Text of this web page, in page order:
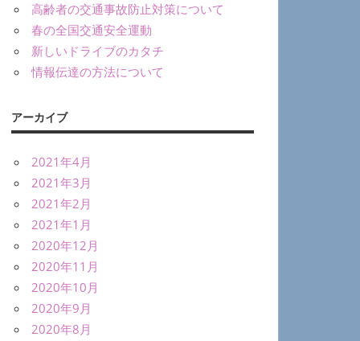
高齢者の交通事故防止対策について
春の全国交通安全運動
新しいドライブのカタチ
情報伝達の方法について
アーカイブ
2021年4月
2021年3月
2021年2月
2021年1月
2020年12月
2020年11月
2020年10月
2020年9月
2020年8月